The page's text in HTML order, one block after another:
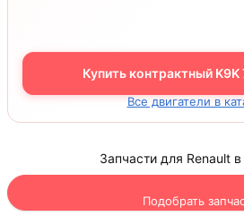
Купить контрактный K9K
Все двигатели в
Запчасти для Renault в
Подобрать